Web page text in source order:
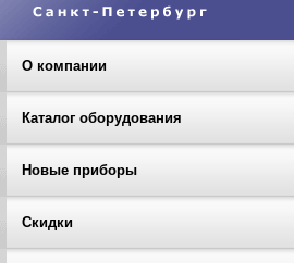
О компании
Каталог оборудования
Новые приборы
Скидки